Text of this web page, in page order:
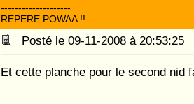
--------------------
REPERE POWAA !!
Posté le 09-11-2008 à 20:53:25
Et cette planche pour le second nid